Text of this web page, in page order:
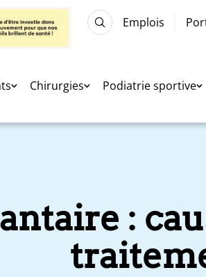
Chirurgies Podiatrie sportive
Emplois
: